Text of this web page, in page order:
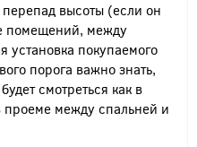
высоты (если он
помещений, между
установка покупаемого
порога важно знать,
смотреться как в
проеме между спальней и